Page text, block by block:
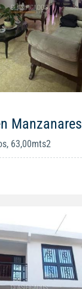
Manzanares
63,00mts2